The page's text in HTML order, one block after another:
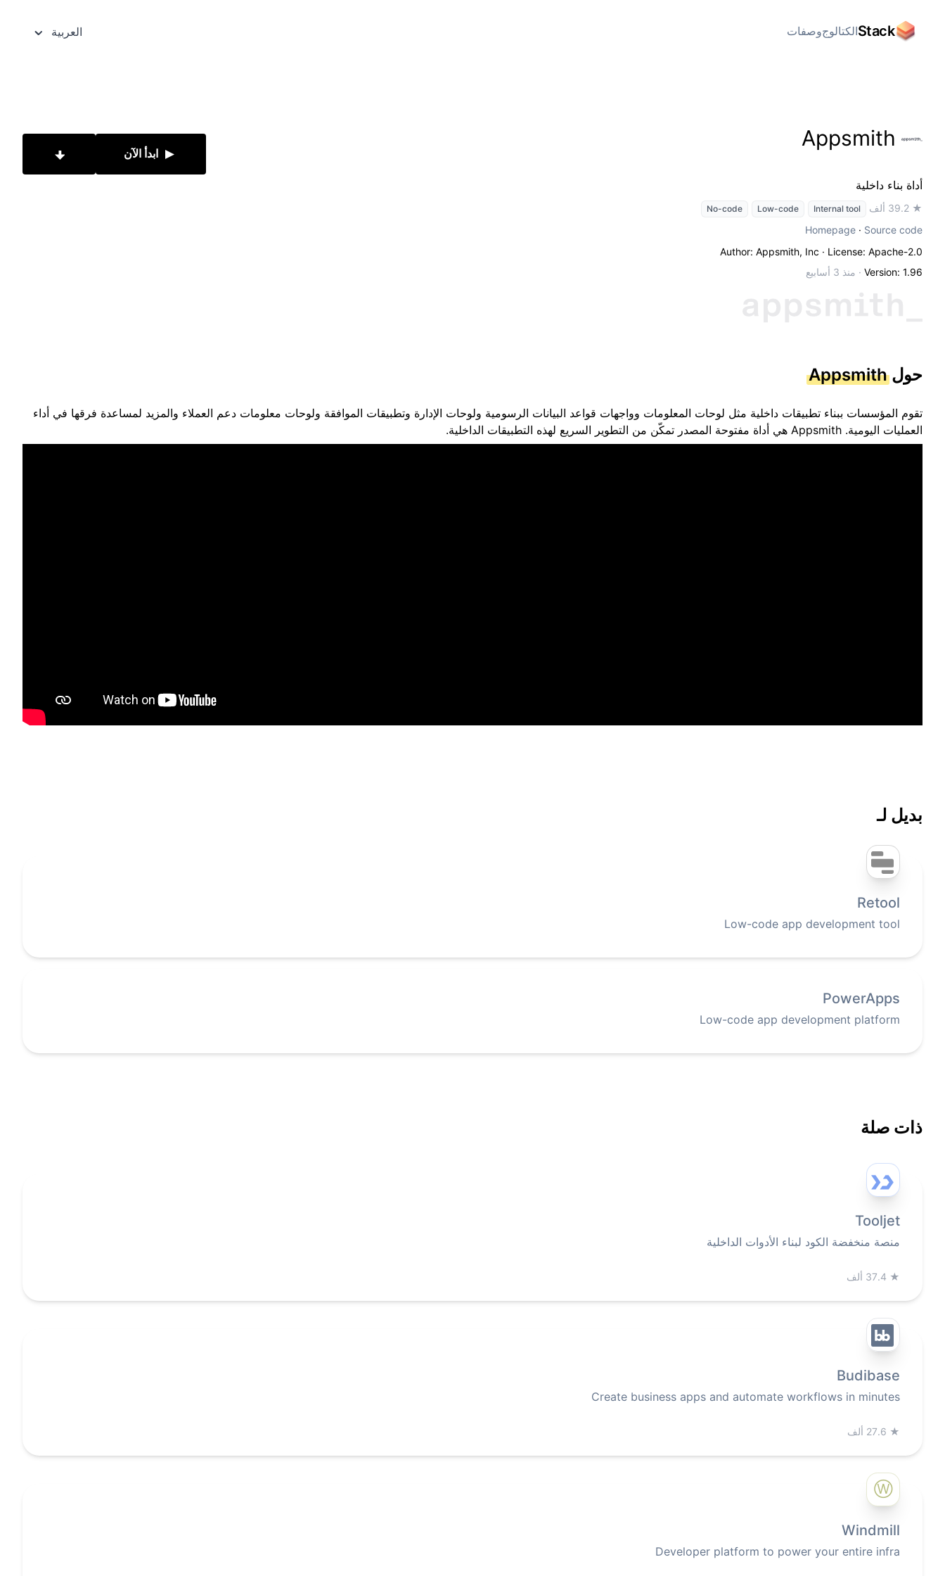
Stackالكتالوجوصفات العربية
أداة بناء داخلية
★ 39.2 ألف Internal tool
Low-code
No-code
Homepage · Source code
Author: Appsmith, Inc · License: Apache-2.0
Version: 1.96
· منذ 3 أسابيع
ابدأ الآن
حولAppsmith
تقوم المؤسسات ببناء تطبيقات داخلية مثل لوحات المعلومات وواجهات قواعد البيانات الرسومية ولوحات الإدارة وتطبيقات الموافقة ولوحات معلومات دعم العملاء والمزيد لمساعدة فرقها في أداء
العمليات اليومية. Appsmith هي أداة مفتوحة المصدر تمكّن من التطوير السريع لهذه التطبيقات الداخلية.
بديل لـ
Retool
Low-code app development tool
PowerApps
Low-code app development platform
ذات صلة
Tooljet
منصة منخفضة الكود لبناء الأدوات الداخلية
★ 37.4 ألف
Budibase
Create business apps and automate workflows in minutes
★ 27.6 ألف
Ⓦ
Windmill
Developer platform to power your entire infra